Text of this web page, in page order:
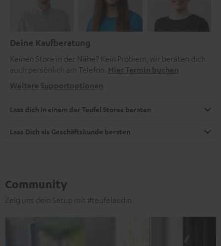
Deine Kaufberatung
Keinen Store in der Nähe? Kein Problem, wir beraten dich
auch persönlich am Telefon. Hier Termin buchen
Weitere Supportoptionen
Lass dich in einem der Teufel Stores beraten
Lass Dich als Geschäftskunde beraten
Community
Zeig uns dein Setup mit #teufelaudio